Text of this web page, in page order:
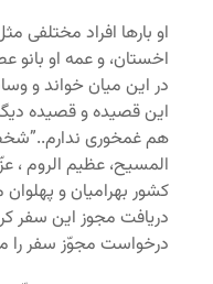
او بارها افراد
اخستان، و عمه او بانو
در این میان خواند و
این قصیده و قصیده
هم غمخوری
المسیح، عظیم الروم ،
کشور بهرامیان و
دریافت مجوز این سفر
درخواست مجوّز سفر را